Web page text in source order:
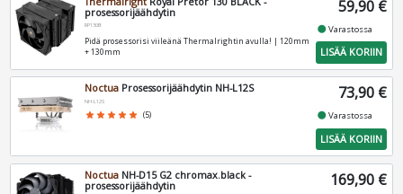
prosessorijäähdytin
RP130B
Pidä prosessorisi viileänä Thermalrightin avulla! | 120mm
+ 130mm
59,90 €
fiber_manual_recordVarastossa
LISÄÄ KORIIN
Noctua Prosessorijäähdytin NH-L12S
NH-L12S
star star star star star (5)
73,90 €
fiber_manual_recordVarastossa
LISÄÄ KORIIN
Noctua NH-D15 G2 chromax.black -
prosessorijäähdytin
169,90 €